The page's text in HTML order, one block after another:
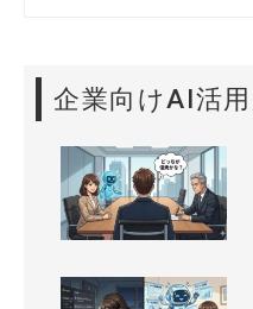
企業向けAI活